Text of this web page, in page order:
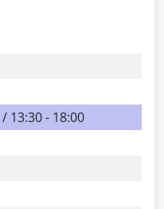
13:30 - 18:00